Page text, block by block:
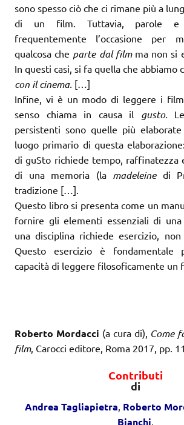
sono spesso ciò che ci rimane più a
di un film. Tuttavia, parole e
frequentemente l’occasione per
qualcosa che parte dal film ma non si
In questi casi, si fa quella che abbiamo
con il cinema. […]
Infine, vi è un modo di leggere i
senso chiama in causa il gusto.
persistenti sono quelle più
luogo primario di questa
di guSto richiede tempo, raffinatezza
di una memoria (la madeleine di
tradizione […].
Questo libro si presenta come un
fornire gli elementi essenziali di
una disciplina richiede esercizio,
Questo esercizio è fondamentale
capacità di leggere filosoficamente un
Roberto Mordacci (a cura di), Come
film, Carocci editore, Roma 2017, pp.
Contributi
di
Andrea Tagliapietra, Roberto
Bianchi,